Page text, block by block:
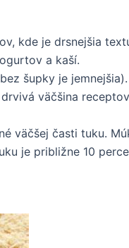
kde je drsnejšia
a kaší.
šupky je
väčšina
väčšej časti tuku.
je približne 10